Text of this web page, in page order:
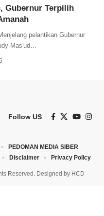
Gubernur Terpilih
pelantikan Gubernur
Mas'ud…
Follow US
Reserved. Designed by HCD
PEDOMAN MEDIA SIBER
Disclaimer Privacy Policy